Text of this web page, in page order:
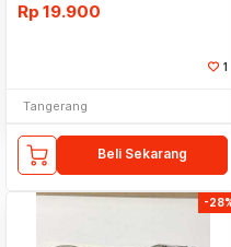
Rp 19.900
1
Tangerang
Beli Sekarang
-